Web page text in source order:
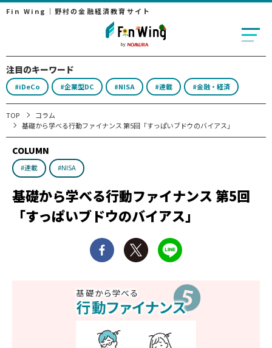
Fin Wing｜野村の金融経済教育サイト
注目のキーワード
#iDeCo #企業型DC #NISA #連載 #金融・経済
TOP
コラム
基礎から学べる行動ファイナンス 第5回「すっぱいブドウのバイアス」
COLUMN
#連載 #NISA
基礎から学べる行動ファイナンス 第5回
「すっぱいブドウのバイアス」